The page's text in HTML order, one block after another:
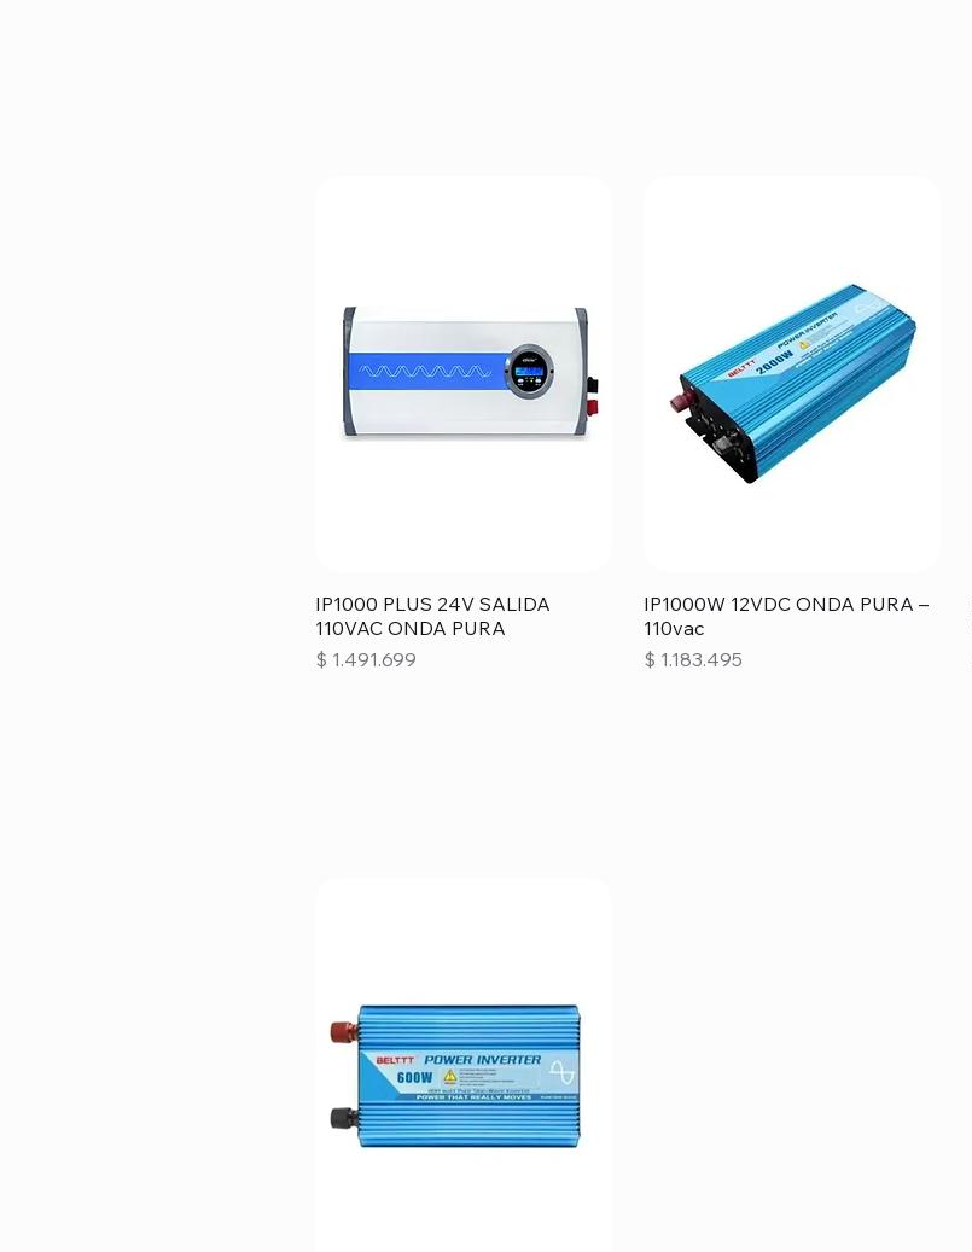
IP1000 PLUS 24V SALIDA
110VAC ONDA PURA
Precio
$ 1.491.699
IP1000W 12VDC ONDA PURA –
110vac
Precio
$ 1.183.495